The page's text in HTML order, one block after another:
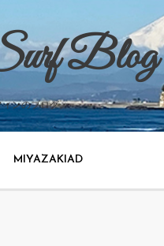
Blog
ンのブログ。
MIYAZAKIAD